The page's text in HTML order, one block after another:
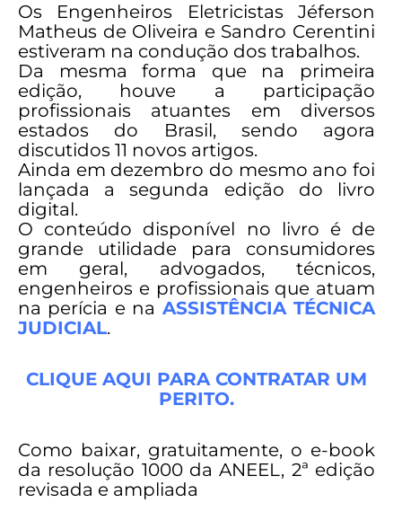
Os Engenheiros Eletricistas Jéferson
Matheus de Oliveira e Sandro Cerentini
estiveram na condução dos trabalhos.
Da mesma forma que na primeira
edição, houve a participação
profissionais atuantes em diversos
estados do Brasil, sendo agora
discutidos 11 novos artigos.
Ainda em dezembro do mesmo ano foi
lançada a segunda edição do livro
digital.
O conteúdo disponível no livro é de
grande utilidade para consumidores
em geral, advogados, técnicos,
engenheiros e profissionais que atuam
na perícia e na ASSISTÊNCIA TÉCNICA
JUDICIAL.
CLIQUE AQUI PARA CONTRATAR UM
PERITO.
Como baixar, gratuitamente, o e-book
da resolução 1000 da ANEEL, 2ª edição
revisada e ampliada